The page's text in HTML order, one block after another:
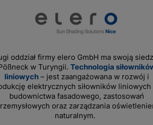
oddział firmy elero GmbH ma swoją
w Turyngii. Technologia
liniowych – jest zaangażowana w rozwój i
elektrycznych siłowników liniowych
budownictwa fasadowego, zastosowań
oraz zarządzania
naturalnym.